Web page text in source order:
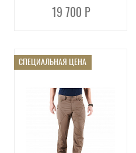
19 700 Р
СПЕЦИАЛЬНАЯ ЦЕНА